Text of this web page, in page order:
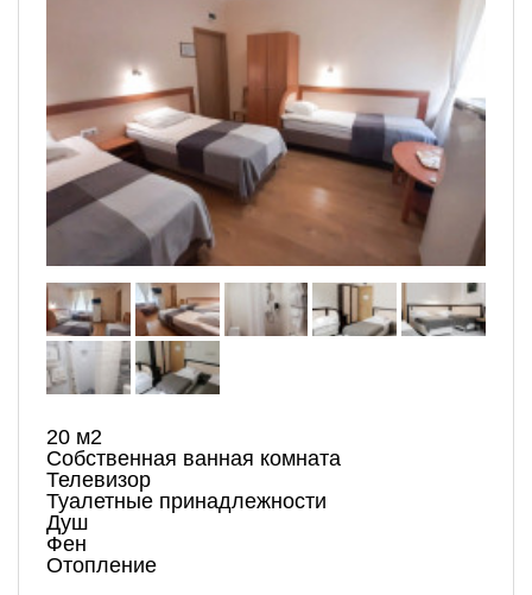
20 м2
Собственная ванная комната
Телевизор
Туалетные принадлежности
Душ
Фен
Отопление